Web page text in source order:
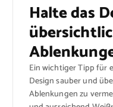
Halte das
Ein wichtiger Tipp für
Design sauber und
Ablenkungen zu